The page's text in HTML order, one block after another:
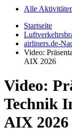
Alle
Startseite
airliners.de-
Video:
AIX 2026
Video:
Technik
AIX 2026